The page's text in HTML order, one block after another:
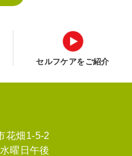
セルフケアをご紹介
花畑1-5-2
曜日午後